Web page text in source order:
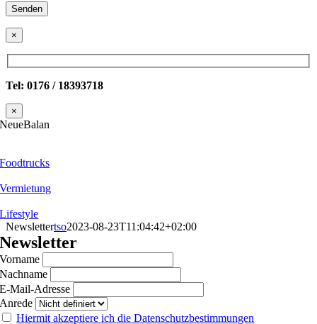
×
Tel: 0176 / 18393718
×
Zum
NeueBalan
Foodtrucks
Vermietung
Lifestyle
Newslettertso2023-08-23T11:04:42+02:00
Newsletter
Vorname
Nachname
E-Mail-Adresse
Anrede
Hiermit akzeptiere ich die Datenschutzbestimmungen